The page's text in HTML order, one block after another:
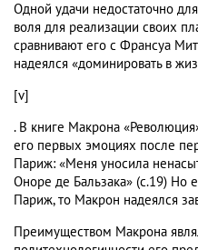
Одной удачи недостаточно
воля для реализации своих
сравнивают его с Франсуа
надеялся «доминировать в
[v]
. В книге Макрона
его первых эмоциях после
Париж: «Меня уносила
Оноре де Бальзака» (с.19) Но
Париж, то Макрон надеялся
Преимуществом Макрона